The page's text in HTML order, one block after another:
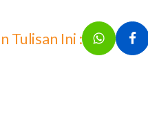
Tulisan Ini :